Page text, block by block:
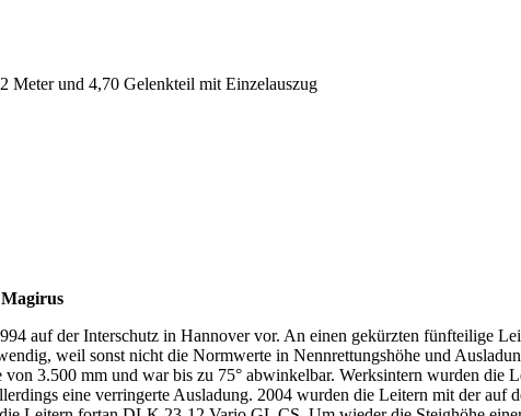
Meter und 4,70 Gelenkteil mit Einzelauszug
auf der Interschutz in Hannover vor. An einen gekürzten fünfteilige
weil sonst nicht die Normwerte in Nennrettungshöhe und
3.500 mm und war bis zu 75° abwinkelbar. Werksintern wurden
eine verringerte Ausladung. 2004 wurden die Leitern mit der auf